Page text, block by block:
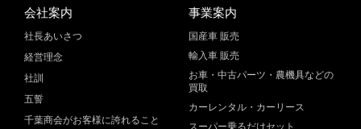
会社案内
社長あいさつ
経営理念
社訓
五誓
千葉商会がお客様に誇れること
事業案内
国産車 販売
輸入車 販売
お車・中古パーツ・農機具などの
買取
カーレンタル・カーリース
スーパー乗るだけセット